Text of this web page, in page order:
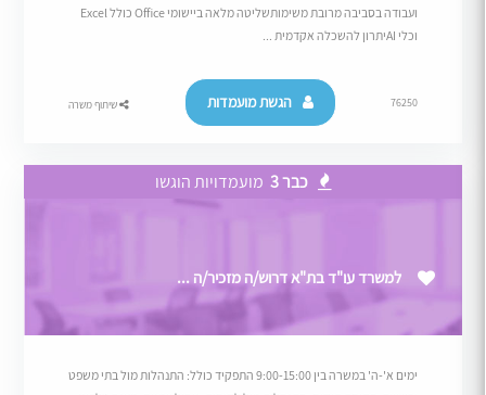
ועבודה בסביבה מרובת משימותשליטה מלאה ביישומי Office כולל Excel
וכלי AIיתרון להשכלה אקדמית ...
76250 הגשת מועמדות שיתוף משרה
כבר 3 מועמדויות הוגשו
למשרד עו"ד בת"א דרוש/ה מזכיר/ה ...
ימים א'-ה' במשרה בין 9:00-15:00 התפקיד כולל: התנהלות מול בתי משפט